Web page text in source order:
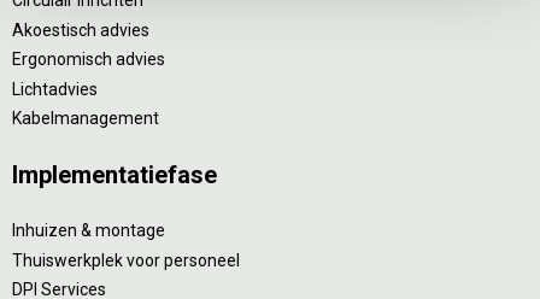
Akoestisch advies
Ergonomisch advies
Lichtadvies
Kabelmanagement
Implementatiefase
Inhuizen & montage
Thuiswerkplek voor personeel
DPI Services